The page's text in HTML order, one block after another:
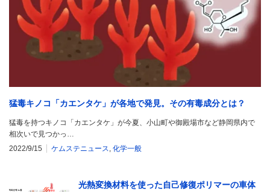
猛毒キノコ「カエンタケ」が各地で発見。その有毒成分とは？
猛毒を持つキノコ「カエンタケ」が今夏、小山町や御殿場市など静岡県内で
相次いで見つかっ…
2022/9/15
ケムステニュース, 化学一般
光熱変換材料を使った自己修復ポリマーの車体